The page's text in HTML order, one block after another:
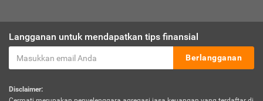
Langganan untuk mendapatkan tips finansial
Berlangganan
Disclaimer: